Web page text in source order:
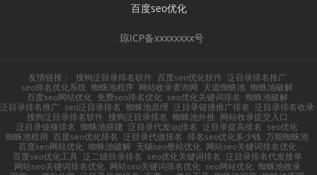
百度seo优化
琼ICP备xxxxxxxx号
友情链接： 搜狗泛目录排名软件 百度seo优化软件 泛目录排名推广
seo排名优化系统 蜘蛛池程序 网站收录查询网 天道蜘蛛池 蜘蛛池破解
百度seo网站优化 免费seo排名优化 seo优化关键词排名 蜘蛛池破解
泛目录排名推广 seo泛目录排名 蜘蛛池原理 泛目录链接推广排名 泛目录排名收录
搜狗泛目录排名软件 搜狗泛目录排名 蜘蛛池外推 网站收录提交入口
泛目录链接排名 蜘蛛池搭建 泛目录代发qq排名 泛目录提高排名 seo优化
蜘蛛池租用 百度seo优化排名 泛目录代做排名 排名seo优化多少钱 万能蜘蛛池
百度seo网站优化 蜘蛛池破解 无锡seo整站优化 网站seo关键词排名优化
百度seo优化工具 泛二级目录排名 seo优化关键词排名 泛目录排名代发接单
网站seo关键词排名优化 网站seo关键词排名优化 seo网站优化 蜘蛛池收录